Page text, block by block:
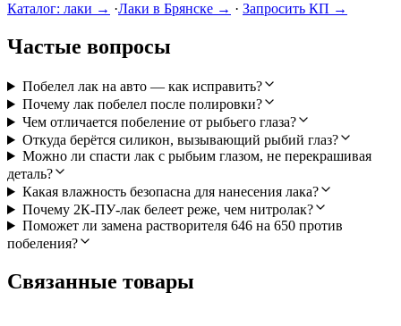
Каталог: лаки → ·Лаки в Брянске → · Запросить КП →
Частые вопросы
Побелел лак на авто — как исправить?
Почему лак побелел после полировки?
Чем отличается побеление от рыбьего глаза?
Откуда берётся силикон, вызывающий рыбий глаз?
Можно ли спасти лак с рыбьим глазом, не перекрашивая
деталь?
Какая влажность безопасна для нанесения лака?
Почему 2К-ПУ-лак белеет реже, чем нитролак?
Поможет ли замена растворителя 646 на 650 против
побеления?
Связанные товары